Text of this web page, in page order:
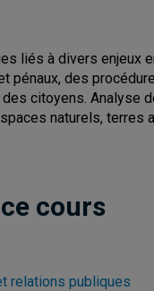
liés à divers enjeux
pénaux, des
citoyens. Analyse
naturels, terres
cours
relations publiques